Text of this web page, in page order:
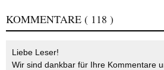
KOMMENTARE ( 118 )
Liebe Leser!
Wir sind dankbar für Ihre Kommentare